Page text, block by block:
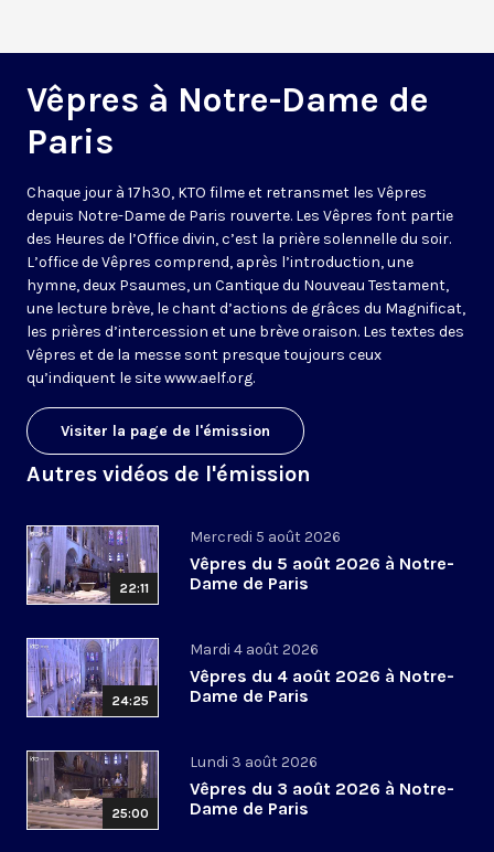
Vêpres à Notre-Dame de
Paris
Chaque jour à 17h30, KTO filme et retransmet les Vêpres
depuis Notre-Dame de Paris rouverte. Les Vêpres font partie
des Heures de l’Office divin, c’est la prière solennelle du soir.
L’office de Vêpres comprend, après l’introduction, une
hymne, deux Psaumes, un Cantique du Nouveau Testament,
une lecture brève, le chant d’actions de grâces du Magnificat,
les prières d’intercession et une brève oraison. Les textes des
Vêpres et de la messe sont presque toujours ceux
qu’indiquent le sitewww.aelf.org.
Visiter la page de l'émission
Autres vidéos de l'émission
22:11
Mercredi 5 août 2026
Vêpres du 5 août 2026 à Notre-
Dame de Paris
24:25
Mardi 4 août 2026
Vêpres du 4 août 2026 à Notre-
Dame de Paris
25:00
Lundi 3 août 2026
Vêpres du 3 août 2026 à Notre-
Dame de Paris